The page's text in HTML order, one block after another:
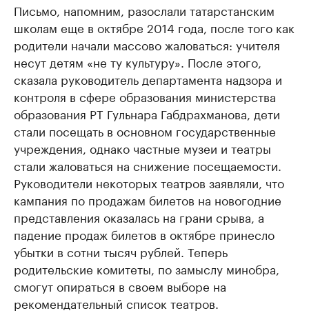
Письмо, напомним, разослали татарстанским
школам еще в октябре 2014 года, после того как
родители начали массово жаловаться: учителя
несут детям «не ту культуру». После этого,
сказала руководитель департамента надзора и
контроля в сфере образования министерства
образования РТ Гульнара Габдрахманова, дети
стали посещать в основном государственные
учреждения, однако частные музеи и театры
стали жаловаться на снижение посещаемости.
Руководители некоторых театров заявляли, что
кампания по продажам билетов на новогодние
представления оказалась на грани срыва, а
падение продаж билетов в октябре принесло
убытки в сотни тысяч рублей. Теперь
родительские комитеты, по замыслу минобра,
смогут опираться в своем выборе на
рекомендательный список театров.